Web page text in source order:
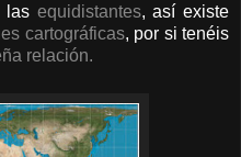
las equidistantes, así existe
cartográficas, por si tenéis
relación.